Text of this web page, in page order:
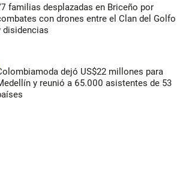
familias desplazadas en Briceño por
con drones entre el Clan del Golfo
disidencias
dejó US$22 millones para
y reunió a 65.000 asistentes de 53